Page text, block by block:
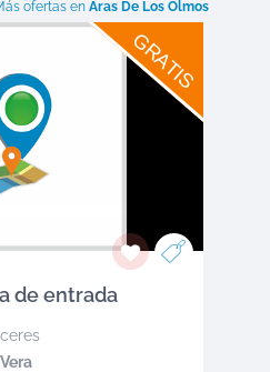
ofertas en Aras De Los Olmos
GRATIS
de entrada